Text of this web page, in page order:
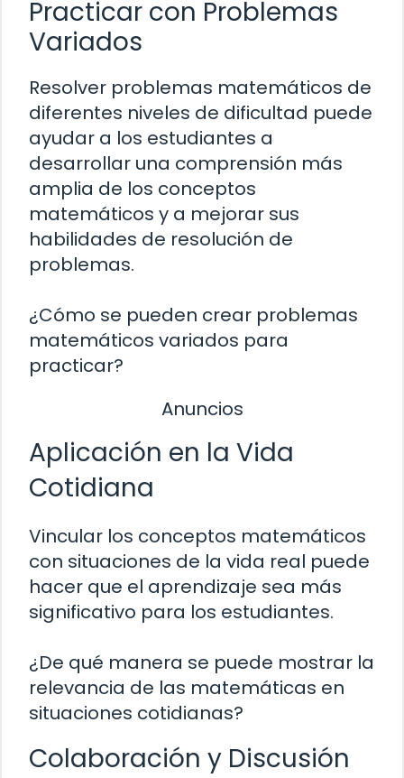
Practicar con Problemas
Variados
Resolver problemas matemáticos de
diferentes niveles de dificultad puede
ayudar a los estudiantes a
desarrollar una comprensión más
amplia de los conceptos
matemáticos y a mejorar sus
habilidades de resolución de
problemas.
¿Cómo se pueden crear problemas
matemáticos variados para
practicar?
Anuncios
Aplicación en la Vida
Cotidiana
Vincular los conceptos matemáticos
con situaciones de la vida real puede
hacer que el aprendizaje sea más
significativo para los estudiantes.
¿De qué manera se puede mostrar la
relevancia de las matemáticas en
situaciones cotidianas?
Colaboración y Discusión